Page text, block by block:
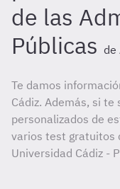
de las
Públicas de
Te damos
Cádiz. Además, si
personalizados de
varios test gratuitos
Universidad Cádiz -